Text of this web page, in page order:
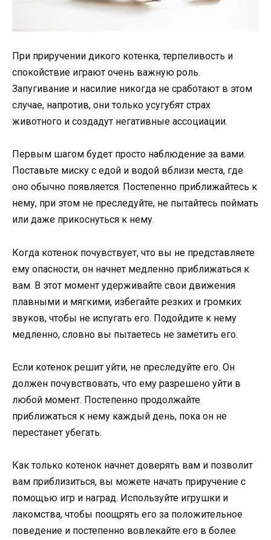
При приручении дикого котенка, терпеливость и
спокойствие играют очень важную роль.
Запугивание и насилие никогда не сработают в этом
случае, напротив, они только усугубят страх
животного и создадут негативные ассоциации.
Первым шагом будет просто наблюдение за вами.
Поставьте миску с едой и водой вблизи места, где
оно обычно появляется. Постепенно приближайтесь к
нему, при этом не преследуйте, не пытайтесь поймать
или даже прикоснуться к нему.
Когда котенок почувствует, что вы не представляете
ему опасности, он начнет медленно приближаться к
вам. В этот момент удерживайте свои движения
плавными и мягкими, избегайте резких и громких
звуков, чтобы не испугать его. Подойдите к нему
медленно, словно вы пытаетесь не заметить его.
Если котенок решит уйти, не преследуйте его. Он
должен почувствовать, что ему разрешено уйти в
любой момент. Постепенно продолжайте
приближаться к нему каждый день, пока он не
перестанет убегать.
Как только котенок начнет доверять вам и позволит
вам приблизиться, вы можете начать приручение с
помощью игр и наград. Используйте игрушки и
лакомства, чтобы поощрять его за положительное
поведение и постепенно вовлекайте его в более